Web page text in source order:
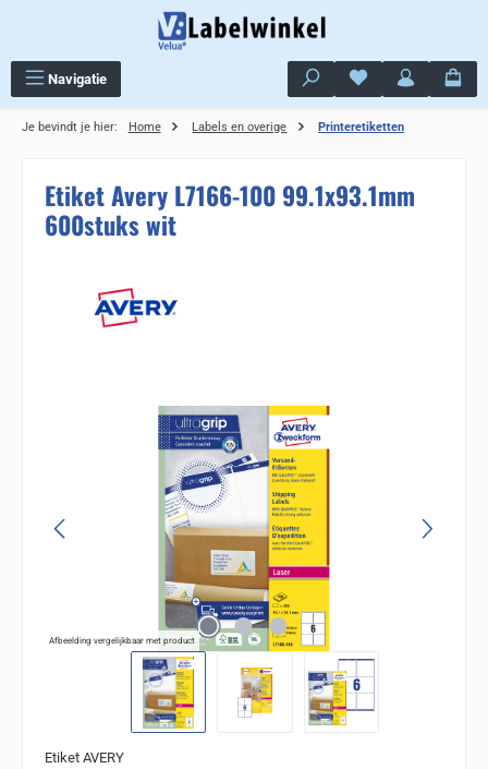
Navigatie Je hebt 0 items op
Je bevindt je hier: Home Labels en overige Printeretiketten
Etiket Avery L7166-100 99.1x93.1mm
600stuks wit
Sla de afbeeldingengalerij over
Afbeelding vergelijkbaar met product
Etiket AVERY